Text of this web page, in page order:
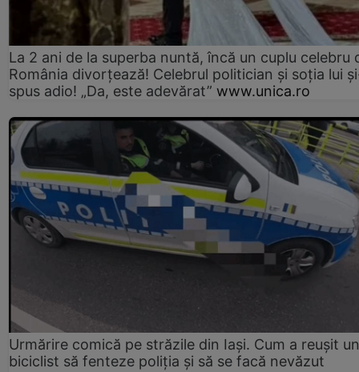
La 2 ani de la superba nuntă, încă un cuplu celebru
România divorțează! Celebrul politician și soția lui
spus adio! „Da, este adevărat” www.unica.ro
Urmărire comică pe străzile din Iași. Cum a reușit un
biciclist să fenteze poliția și să se facă nevăzut